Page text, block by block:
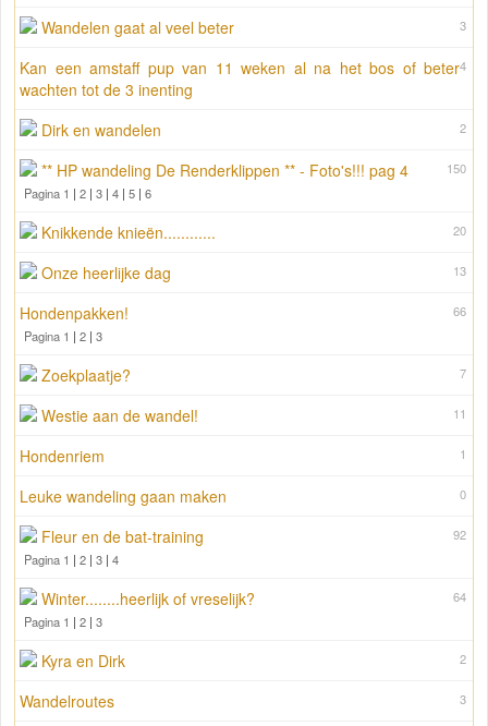
3
Wandelen gaat al veel beter
4
Kan een amstaff pup van 11 weken al na het bos of beter
wachten tot de 3 inenting
2
Dirk en wandelen
150
** HP wandeling De Renderklippen ** - Foto's!!! pag 4
Pagina 1 | 2 | 3 | 4 | 5 | 6
20
Knikkende knieën............
13
Onze heerlijke dag
66
Hondenpakken!
Pagina 1 | 2 | 3
7
Zoekplaatje?
11
Westie aan de wandel!
1
Hondenriem
0
Leuke wandeling gaan maken
92
Fleur en de bat-training
Pagina 1 | 2 | 3 | 4
64
Winter........heerlijk of vreselijk?
Pagina 1 | 2 | 3
2
Kyra en Dirk
3
Wandelroutes